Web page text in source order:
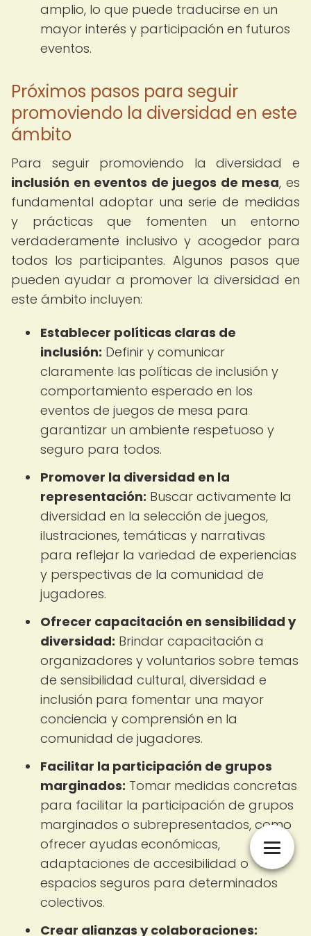
amplio, lo que puede traducirse en un
mayor interés y participación en futuros
eventos.
Próximos pasos para seguir
promoviendo la diversidad en este
ámbito
Para seguir promoviendo la diversidad e
inclusión en eventos de juegos de mesa, es
fundamental adoptar una serie de medidas
y prácticas que fomenten un entorno
verdaderamente inclusivo y acogedor para
todos los participantes. Algunos pasos que
pueden ayudar a promover la diversidad en
este ámbito incluyen:
Establecer políticas claras de
inclusión: Definir y comunicar
claramente las políticas de inclusión y
comportamiento esperado en los
eventos de juegos de mesa para
garantizar un ambiente respetuoso y
seguro para todos.
Promover la diversidad en la
representación: Buscar activamente la
diversidad en la selección de juegos,
ilustraciones, temáticas y narrativas
para reflejar la variedad de experiencias
y perspectivas de la comunidad de
jugadores.
Ofrecer capacitación en sensibilidad y
diversidad: Brindar capacitación a
organizadores y voluntarios sobre temas
de sensibilidad cultural, diversidad e
inclusión para fomentar una mayor
conciencia y comprensión en la
comunidad de jugadores.
Facilitar la participación de grupos
marginados: Tomar medidas concretas
para facilitar la participación de grupos
marginados o subrepresentados, como
ofrecer ayudas económicas,
adaptaciones de accesibilidad o
espacios seguros para determinados
colectivos.
Crear alianzas y colaboraciones: